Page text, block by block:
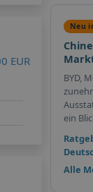
Neu
BYD,
ein
Alle
EUR